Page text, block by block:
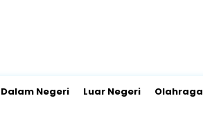
Dalam Negeri Luar Negeri Olahraga